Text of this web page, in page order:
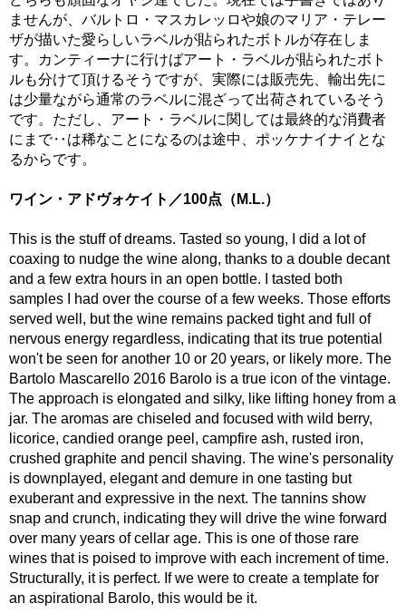
ませんが、バルトロ・マスカレッロや娘のマリア・テレー
ザが描いた愛らしいラベルが貼られたボトルが存在しま
す。カンティーナに行けばアート・ラベルが貼られたボト
ルも分けて頂けるそうですが、実際には販売先、輸出先に
は少量ながら通常のラベルに混ざって出荷されているそう
です。ただし、アート・ラベルに関しては最終的な消費者
にまで‥は稀なことになるのは途中、ポッケナイナイとな
るからです。
ワイン・アドヴォケイト／100点（M.L.）
This is the stuff of dreams. Tasted so young, I did a lot of
coaxing to nudge the wine along, thanks to a double decant
and a few extra hours in an open bottle. I tasted both
samples I had over the course of a few weeks. Those efforts
served well, but the wine remains packed tight and full of
nervous energy regardless, indicating that its true potential
won't be seen for another 10 or 20 years, or likely more. The
Bartolo Mascarello 2016 Barolo is a true icon of the vintage.
The approach is elongated and silky, like lifting honey from a
jar. The aromas are chiseled and focused with wild berry,
licorice, candied orange peel, campfire ash, rusted iron,
crushed graphite and pencil shaving. The wine's personality
is downplayed, elegant and demure in one tasting but
exuberant and expressive in the next. The tannins show
snap and crunch, indicating they will drive the wine forward
over many years of cellar age. This is one of those rare
wines that is poised to improve with each increment of time.
Structurally, it is perfect. If we were to create a template for
an aspirational Barolo, this would be it.